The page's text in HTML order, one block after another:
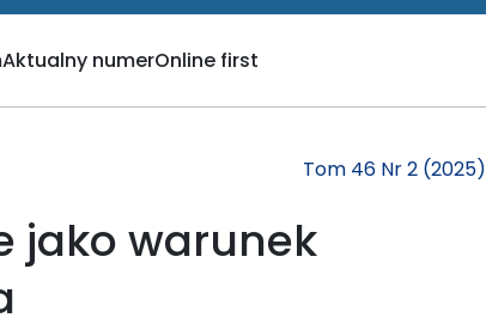
Aktualny numerOnline first
Tom 46 Nr 2 (2025)
jako warunek